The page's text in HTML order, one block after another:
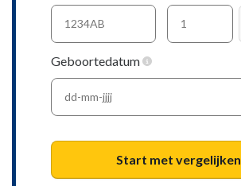
Geboortedatum
Start met vergelijken